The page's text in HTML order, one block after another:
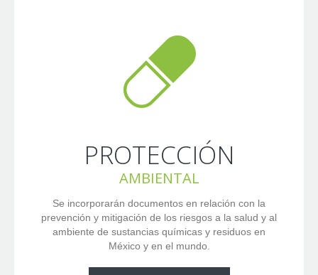
PROTECCIÓN
AMBIENTAL
Se incorporarán documentos en relación con la
prevención y mitigación de los riesgos a la salud y al
ambiente de sustancias químicas y residuos en
México y en el mundo.